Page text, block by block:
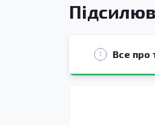
Все про